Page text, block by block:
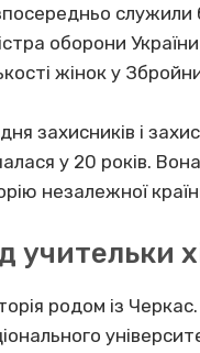
служили
оборони
жінок у
захисників і
у 20 років.
незалежної
учительки
родом із